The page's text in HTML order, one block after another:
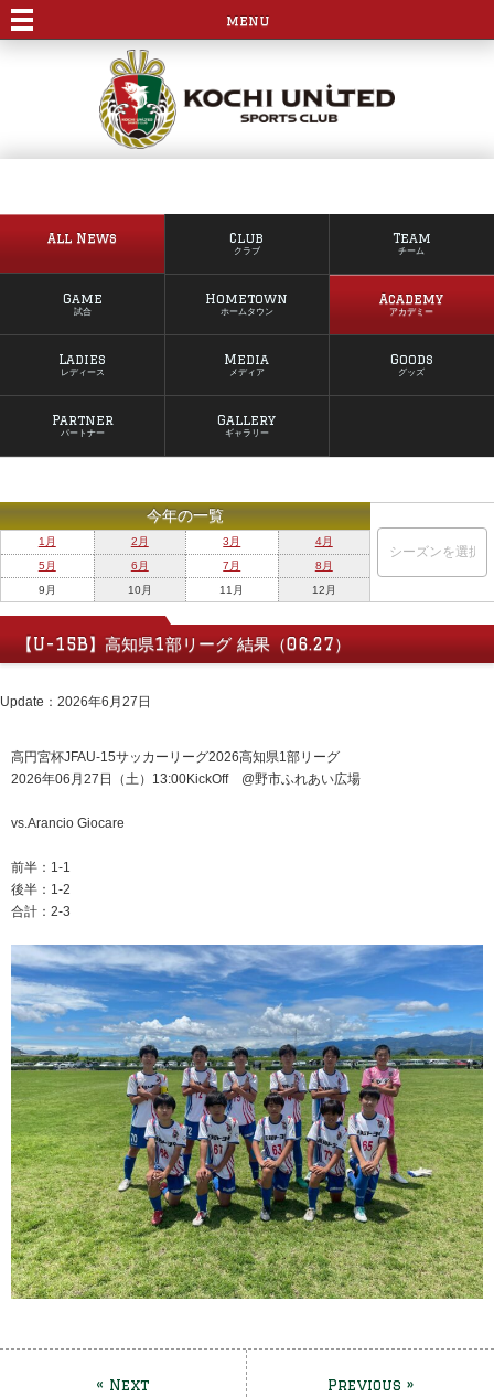
menu
All News Club
クラブ
Team
チーム
Game
試合
Hometown
ホームタウン
Academy
アカデミー
Ladies
レディース
Media
メディア
Goods
グッズ
Partner
パートナー
Gallery
ギャラリー
今年の一覧
1月 2月 3月
4月
5月
6月 7月
8月
9月
10月 11月 12月
【U-15B】高知県1部リーグ 結果（06.27）
Update：2026年6月27日
高円宮杯JFAU-15サッカーリーグ2026高知県1部リーグ
2026年06月27日（土）13:00KickOff @野市ふれあい広場
vs.Arancio Giocare
前半：1-1
後半：1-2
合計：2-3
« Next Previous »